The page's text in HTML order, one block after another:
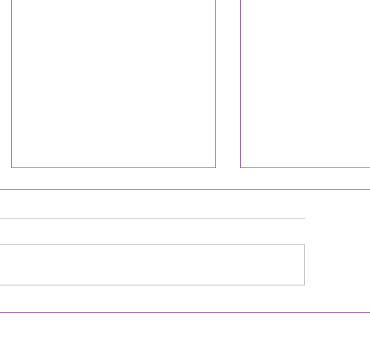
OPAS : Prépare ton
Formation : en